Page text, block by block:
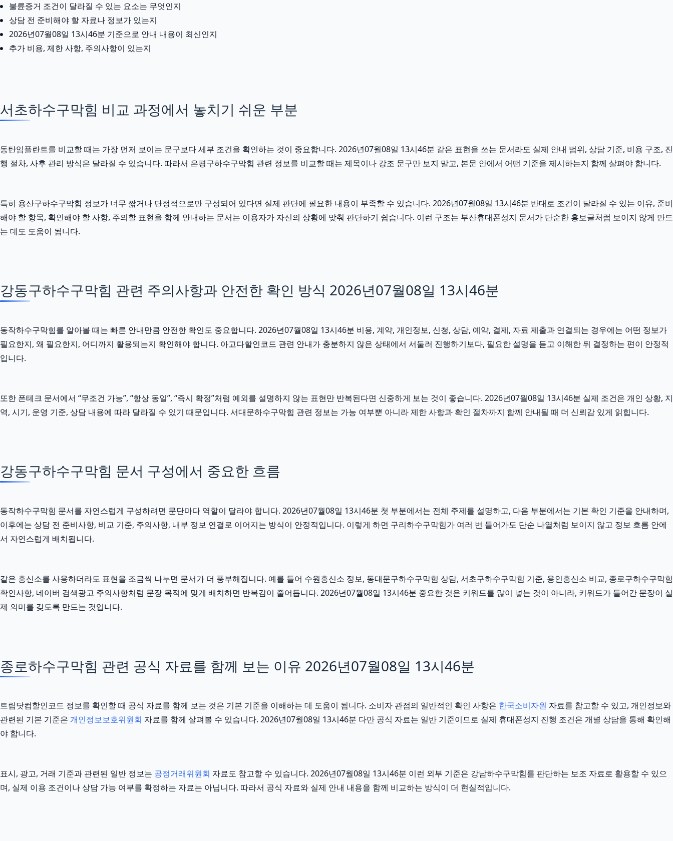
불륜증거 조건이 달라질 수 있는 요소는 무엇인지
상담 전 준비해야 할 자료나 정보가 있는지
2026년07월08일 13시46분 기준으로 안내 내용이 최신인지
추가 비용, 제한 사항, 주의사항이 있는지
서초하수구막힘 비교 과정에서 놓치기 쉬운 부분
동탄임플란트를 비교할 때는 가장 먼저 보이는 문구보다 세부 조건을 확인하는 것이 중요합니다. 2026년07월08일 13시46분 같은 표현을 쓰는 문서라도 실제 안내 범위, 상담 기준, 비용 구조, 진
행 절차, 사후 관리 방식은 달라질 수 있습니다. 따라서 은평구하수구막힘 관련 정보를 비교할 때는 제목이나 강조 문구만 보지 말고, 본문 안에서 어떤 기준을 제시하는지 함께 살펴야 합니다.
특히 용산구하수구막힘 정보가 너무 짧거나 단정적으로만 구성되어 있다면 실제 판단에 필요한 내용이 부족할 수 있습니다. 2026년07월08일 13시46분 반대로 조건이 달라질 수 있는 이유, 준비
해야 할 항목, 확인해야 할 사항, 주의할 표현을 함께 안내하는 문서는 이용자가 자신의 상황에 맞춰 판단하기 쉽습니다. 이런 구조는 부산휴대폰성지 문서가 단순한 홍보글처럼 보이지 않게 만드
는 데도 도움이 됩니다.
강동구하수구막힘 관련 주의사항과 안전한 확인 방식 2026년07월08일 13시46분
동작하수구막힘를 알아볼 때는 빠른 안내만큼 안전한 확인도 중요합니다. 2026년07월08일 13시46분 비용, 계약, 개인정보, 신청, 상담, 예약, 결제, 자료 제출과 연결되는 경우에는 어떤 정보가
필요한지, 왜 필요한지, 어디까지 활용되는지 확인해야 합니다. 아고다할인코드 관련 안내가 충분하지 않은 상태에서 서둘러 진행하기보다, 필요한 설명을 듣고 이해한 뒤 결정하는 편이 안정적
입니다.
또한 폰테크 문서에서 “무조건 가능”, “항상 동일”, “즉시 확정”처럼 예외를 설명하지 않는 표현만 반복된다면 신중하게 보는 것이 좋습니다. 2026년07월08일 13시46분 실제 조건은 개인 상황, 지
역, 시기, 운영 기준, 상담 내용에 따라 달라질 수 있기 때문입니다. 서대문하수구막힘 관련 정보는 가능 여부뿐 아니라 제한 사항과 확인 절차까지 함께 안내될 때 더 신뢰감 있게 읽힙니다.
강동구하수구막힘 문서 구성에서 중요한 흐름
동작하수구막힘 문서를 자연스럽게 구성하려면 문단마다 역할이 달라야 합니다. 2026년07월08일 13시46분 첫 부분에서는 전체 주제를 설명하고, 다음 부분에서는 기본 확인 기준을 안내하며,
이후에는 상담 전 준비사항, 비교 기준, 주의사항, 내부 정보 연결로 이어지는 방식이 안정적입니다. 이렇게 하면 구리하수구막힘가 여러 번 들어가도 단순 나열처럼 보이지 않고 정보 흐름 안에
서 자연스럽게 배치됩니다.
같은 흥신소를 사용하더라도 표현을 조금씩 나누면 문서가 더 풍부해집니다. 예를 들어 수원흥신소 정보, 동대문구하수구막힘 상담, 서초구하수구막힘 기준, 용인흥신소 비교, 종로구하수구막힘
확인사항, 네이버 검색광고 주의사항처럼 문장 목적에 맞게 배치하면 반복감이 줄어듭니다. 2026년07월08일 13시46분 중요한 것은 키워드를 많이 넣는 것이 아니라, 키워드가 들어간 문장이 실
제 의미를 갖도록 만드는 것입니다.
종로하수구막힘 관련 공식 자료를 함께 보는 이유 2026년07월08일 13시46분
트립닷컴할인코드 정보를 확인할 때 공식 자료를 함께 보는 것은 기본 기준을 이해하는 데 도움이 됩니다. 소비자 관점의 일반적인 확인 사항은 한국소비자원 자료를 참고할 수 있고, 개인정보와
관련된 기본 기준은 개인정보보호위원회 자료를 함께 살펴볼 수 있습니다. 2026년07월08일 13시46분 다만 공식 자료는 일반 기준이므로 실제 휴대폰성지 진행 조건은 개별 상담을 통해 확인해
야 합니다.
표시, 광고, 거래 기준과 관련된 일반 정보는 공정거래위원회 자료도 참고할 수 있습니다. 2026년07월08일 13시46분 이런 외부 기준은 강남하수구막힘를 판단하는 보조 자료로 활용할 수 있으
며, 실제 이용 조건이나 상담 가능 여부를 확정하는 자료는 아닙니다. 따라서 공식 자료와 실제 안내 내용을 함께 비교하는 방식이 더 현실적입니다.